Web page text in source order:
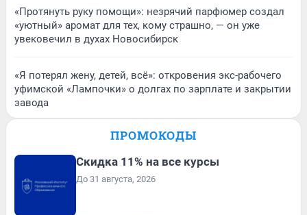
«Протянуть руку помощи»: незрячий парфюмер создал
«уютный» аромат для тех, кому страшно, — он уже
увековечил в духах Новосибирск
«Я потерял жену, детей, всё»: откровения экс-рабочего
уфимской «Лампочки» о долгах по зарплате и закрытии
завода
ПРОМОКОДЫ
Скидка 11% на все курсы
До 31 августа, 2026